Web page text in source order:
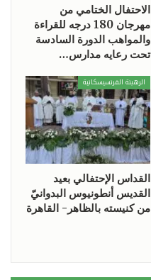
الاحتفال الختامي من
مهرجان 180 درجه للقراءة
والمواهب الدورة السادسة
تحت رعايه مدارس…
الرهبنة الفرنسيسكانية
القداس الإحتفالي بعيد
القديس أنطونيوس البدوانيّ
من كنيسته بالظاهر- القاهرة